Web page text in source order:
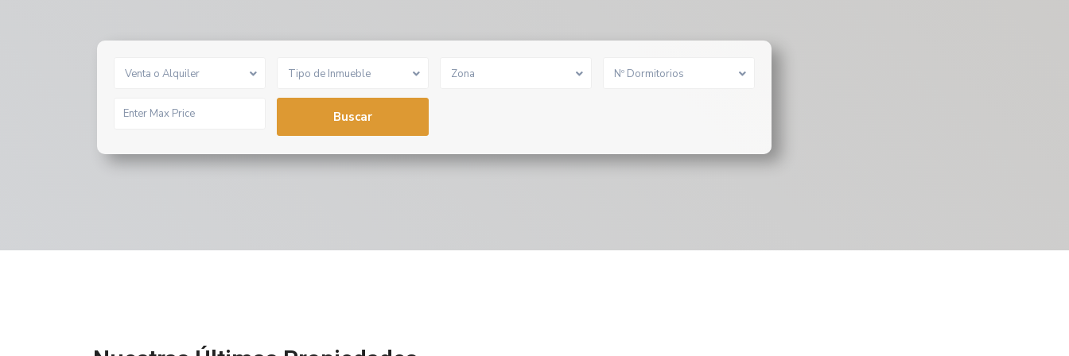
Venta o Alquiler Tipo de Inmueble Zona Nº Dormitorios
Buscar